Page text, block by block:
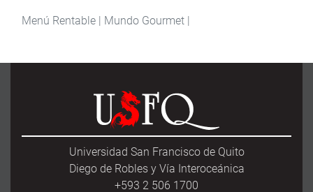
Menú Rentable | Mundo Gourmet |
Universidad San Francisco de Quito
Diego de Robles y Vía Interoceánica
+593 2 506 1700